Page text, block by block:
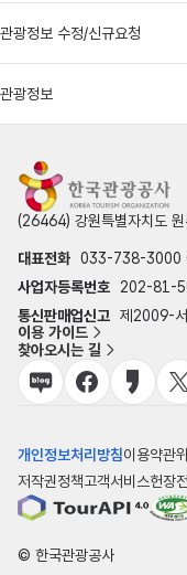
관광정보 수정/신규요청
관광정보
(26464) 강원특별자치도
대표전화 033-738-3000 (
사업자등록번호 202-81-
통신판매업신고 제2009-
이용 가이드
찾아오시는 길
개인정보처리방침이용약관
저작권정책고객서비스헌장
© 한국관광공사